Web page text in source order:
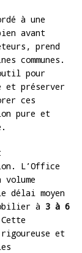
à une
avant
prend
communes.
pour
et préserver
ces
pure et
L’Office
délai moyen
à 3 à 6
et